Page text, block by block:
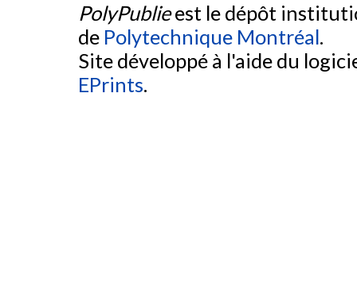
PolyPublieest le dépôt
de Polytechnique Montréal.
Site développé à l'aide du
EPrints.